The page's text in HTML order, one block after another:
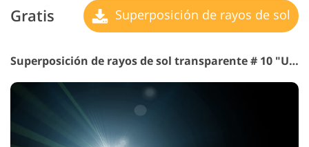
Gratis Superposición de rayos de sol
Superposición de rayos de sol transparente # 10 "Un rayo de Oro"